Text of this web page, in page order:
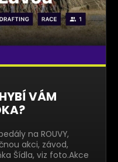
VÁM
na ROUVY,
akci, závod,
Šídla, viz foto.Akce